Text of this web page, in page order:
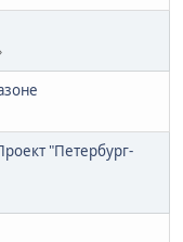
"Петербург-